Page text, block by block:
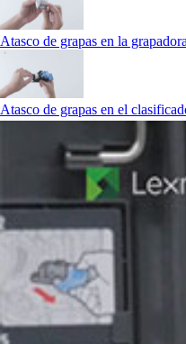
Atasco de grapas en la
Atasco de grapas en el